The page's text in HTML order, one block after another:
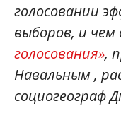
голосовании
выборов, и чем
голосования»,
Навальным ,
социогеограф